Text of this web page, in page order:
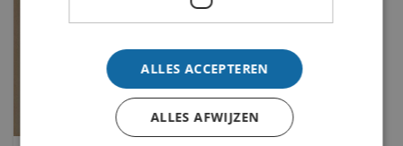
ALLES ACCEPTEREN
ALLES AFWIJZEN